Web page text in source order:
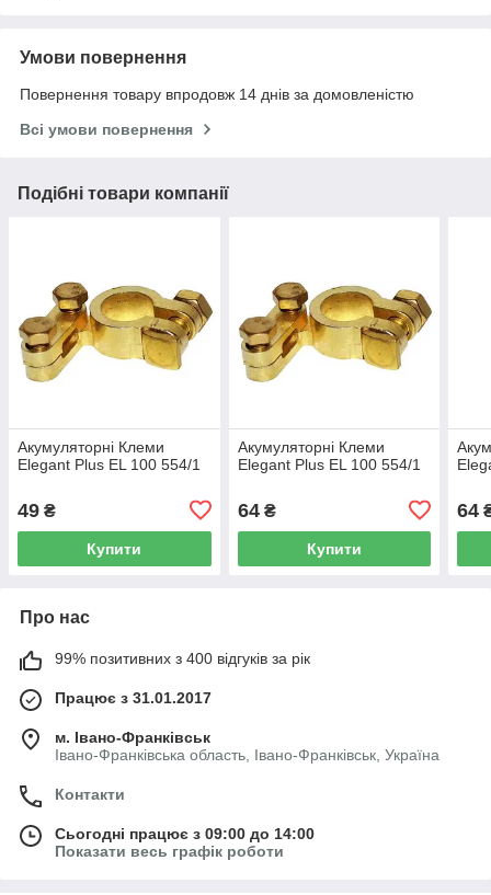
Умови повернення
Повернення товару впродовж 14 днів за домовленістю
Всі умови повернення
Подібні товари компанії
Акумуляторні Клеми
Elegant Plus EL 100 554/1
49 ₴
Купити
Акумуляторні Клеми
Elegant Plus EL 100 554/1
64₴
Купити
64
Про нас
99% позитивних з 400 відгуків за рік
Працює з 31.01.2017
м. Івано-Франківськ
Івано-Франківська область, Івано-Франківськ, Україна
Контакти
Сьогодні працює з 09:00 до 14:00
Показати весь графік роботи